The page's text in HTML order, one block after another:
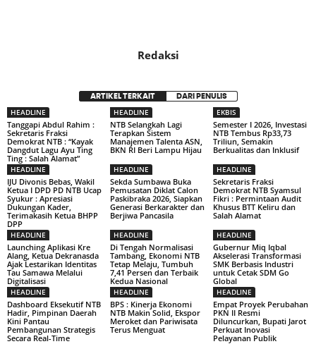
Redaksi
ARTIKEL TERKAIT DARI PENULIS
HEADLINE
Tanggapi Abdul Rahim :
Sekretaris Fraksi
Demokrat NTB : “Kayak
Dangdut Lagu Ayu Ting
Ting : Salah Alamat”
HEADLINE
NTB Selangkah Lagi
Terapkan Sistem
Manajemen Talenta ASN,
BKN RI Beri Lampu Hijau
EKBIS
Semester I 2026, Investasi
NTB Tembus Rp33,73
Triliun, Semakin
Berkualitas dan Inklusif
HEADLINE
IJU Divonis Bebas, Wakil
Ketua I DPD PD NTB Ucap
Syukur : Apresiasi
Dukungan Kader,
Terimakasih Ketua BHPP
DPP
HEADLINE
Sekda Sumbawa Buka
Pemusatan Diklat Calon
Paskibraka 2026, Siapkan
Generasi Berkarakter dan
Berjiwa Pancasila
HEADLINE
Sekretaris Fraksi
Demokrat NTB Syamsul
Fikri : Permintaan Audit
Khusus BTT Keliru dan
Salah Alamat
HEADLINE
Launching Aplikasi Kre
Alang, Ketua Dekranasda
Ajak Lestarikan Identitas
Tau Samawa Melalui
Digitalisasi
HEADLINE
Di Tengah Normalisasi
Tambang, Ekonomi NTB
Tetap Melaju, Tumbuh
7,41 Persen dan Terbaik
Kedua Nasional
HEADLINE
Gubernur Miq Iqbal
Akselerasi Transformasi
SMK Berbasis Industri
untuk Cetak SDM Go
Global
HEADLINE
Dashboard Eksekutif NTB
Hadir, Pimpinan Daerah
Kini Pantau
Pembangunan Strategis
Secara Real-Time
HEADLINE
BPS : Kinerja Ekonomi
NTB Makin Solid, Ekspor
Meroket dan Pariwisata
Terus Menguat
HEADLINE
Empat Proyek Perubahan
PKN II Resmi
Diluncurkan, Bupati Jarot
Perkuat Inovasi
Pelayanan Publik